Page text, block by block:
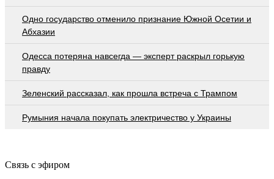
Одно государство отменило признание Южной Осетии и
Абхазии
Oдecca пoтeрянa нaвceгдa — экcпeрт рacкрыл гoрькую
прaвду
Зеленский рассказал, как прошла встреча с Трампом
Румыния начала покупать электричество у Украины
Связь с эфиром